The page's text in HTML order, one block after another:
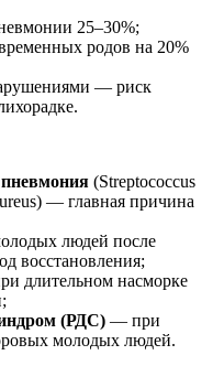
25–30%;
родов на 20%
— риск
(Streptococcus
— главная причина
людей после
восстановления;
длительном насморке
(РДС) — при
молодых людей.